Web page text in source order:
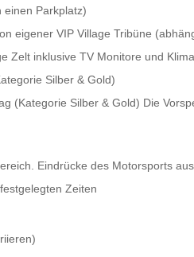
einen Parkplatz)
eigener VIP Village Tribüne
Zelt inklusive TV Monitore und
Silber & Gold)
(Kategorie Silber & Gold) Die
Eindrücke des Motorsports
Zeiten